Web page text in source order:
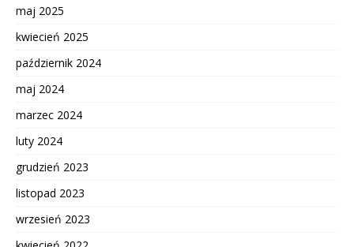
maj 2025
kwiecień 2025
październik 2024
maj 2024
marzec 2024
luty 2024
grudzień 2023
listopad 2023
wrzesień 2023